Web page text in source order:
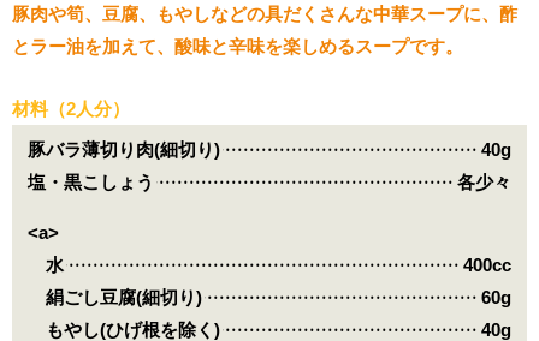
豚肉や筍、豆腐、もやしなどの具だくさんな中華スープに、酢
とラー油を加えて、酸味と辛味を楽しめるスープです。
材料（2人分）
豚バラ薄切り肉(細切り)
40g
塩・黒こしょう
各少々
<a>
水
400cc
絹ごし豆腐(細切り)
60g
もやし(ひげ根を除く)
40g